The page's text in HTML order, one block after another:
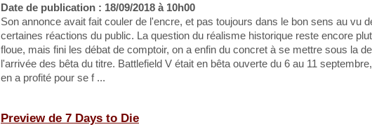
Date de publication : 18/09/2018 à 10h00
Son annonce avait fait couler de l'encre, et pas toujours dans le bon sens au vu
certaines réactions du public. La question du réalisme historique reste encore
floue, mais fini les débat de comptoir, on a enfin du concret à se mettre sous la
l'arrivée des bêta du titre. Battlefield V était en bêta ouverte du 6 au 11
en a profité pour se f ...
Preview de 7 Days to Die